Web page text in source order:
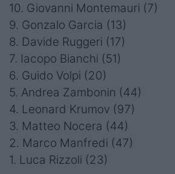
10. Giovanni Montemauri (7)
9. Gonzalo Garcia (13)
8. Davide Ruggeri (17)
7. Iacopo Bianchi (51)
6. Guido Volpi (20)
5. Andrea Zambonin (44)
4. Leonard Krumov (97)
3. Matteo Nocera (44)
2. Marco Manfredi (47)
1. Luca Rizzoli (23)